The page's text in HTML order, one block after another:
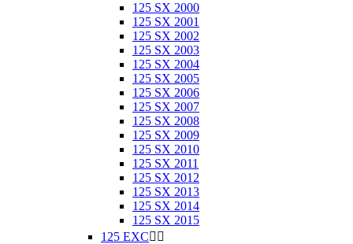
125 SX 2000
125 SX 2001
125 SX 2002
125 SX 2003
125 SX 2004
125 SX 2005
125 SX 2006
125 SX 2007
125 SX 2008
125 SX 2009
125 SX 2010
125 SX 2011
125 SX 2012
125 SX 2013
125 SX 2014
125 SX 2015
125 EXC 